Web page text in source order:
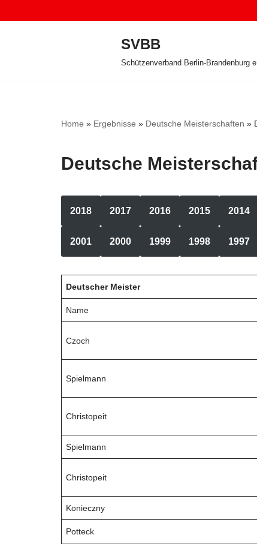
SVBB
Schützenverband Berlin-Brandenburg
Home » Ergebnisse » Deutsche Meisterschaften »
Deutsche
2018 2017 2016 2015 2014
2001 2000 1999 1998 1997
Deutscher Meister
Name
Czoch
Spielmann
Christopeit
Spielmann
Christopeit
Konieczny
Potteck